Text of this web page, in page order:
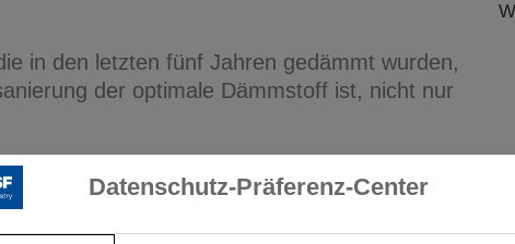
in den letzten fünf Jahren gedämmt wurden,
der optimale Dämmstoff ist, nicht nur
2016 für ihre Mitarbeiter den Wettbewerb „Dämmend gewinnen“
vergangenen fünf Jahre sein Haus mit Neopor saniert hatte.
doppelt: von deutlicher Heizkostenersparnis und
Datenschutz-Präferenz-Center